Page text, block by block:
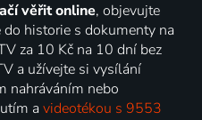
věřit online, objevujte
historie s dokumenty na
za 10 Kč na 10 dní bez
a užívejte si vysílání
nahráváním nebo
a videotékou s 9553